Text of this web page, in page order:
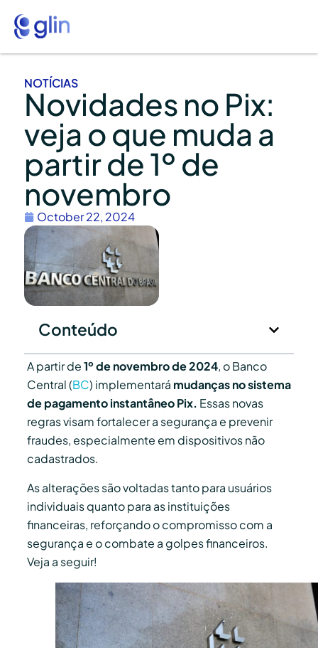
NOTÍCIAS
Novidades no Pix:
veja o que muda a
partir de 1º de
novembro
October 22, 2024
Conteúdo
A partir de1º de novembro de 2024, o Banco
Central (BC) implementará mudanças no sistema
de pagamento instantâneo Pix. Essas novas
regras visam fortalecer a segurança e prevenir
fraudes, especialmente em dispositivos não
cadastrados.
As alterações são voltadas tanto para usuários
individuais quanto para as instituições
financeiras, reforçando o compromisso com a
segurança e o combate a golpes financeiros.
Veja a seguir!